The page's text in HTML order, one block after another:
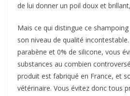
de lui donner un poil doux et
Mais ce qui distingue ce
son niveau de qualité
parabène et 0% de silicone, vous
substances au combien
produit est fabriqué en France, et
vétérinaire. Vous évitez donc tous